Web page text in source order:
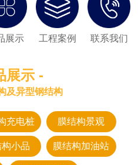
展示 工程案例 联系我们
展示 -
及异型钢结构
充电桩 膜结构景观
构小品 膜结构加油站